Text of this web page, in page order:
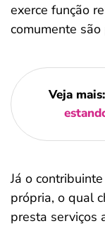
exerce função
comumente
Veja mais:
Já o
própria, o qual
presta serviços